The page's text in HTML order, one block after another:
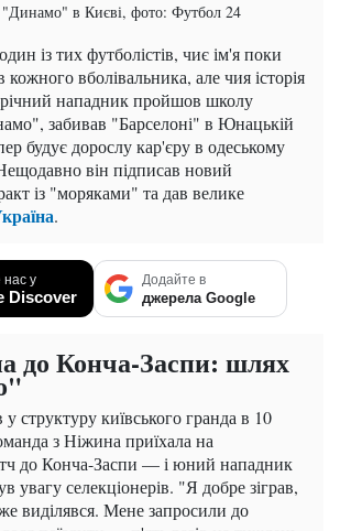
"Динамо" в Києві, фото: Футбол 24
із тих футболістів, чиє ім'я поки
вболівальника, але чия історія
нападник пройшов школу
забивав "Барселоні" в Юнацькій
будує дорослу кар'єру в одеському
він підписав новий
із "моряками" та дав велике
.
нас у
Discover
Додайте в
джерела Google
до Конча-Заспи: шлях
структуру київського гранда в 10
з Ніжина приїхала на
до Конча-Заспи — і юний нападник
увагу селекціонерів. "Я добре зіграв,
виділявся. Мене запросили до